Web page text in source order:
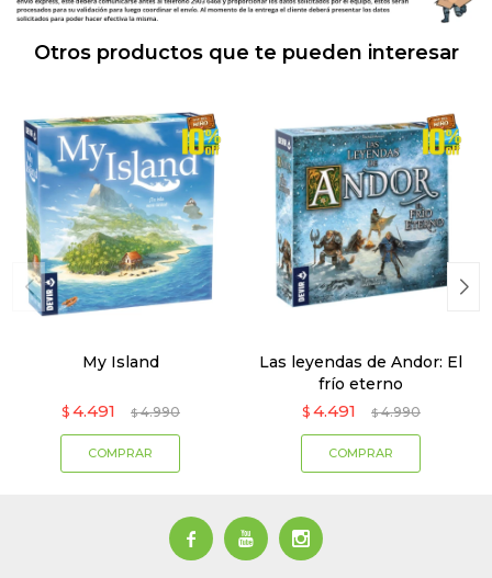
Otros productos que te pueden interesar
My Island
$ 4.491 $ 4.990
Las leyendas de Andor: El
frío eterno
$ 4.491 $ 4.990
  